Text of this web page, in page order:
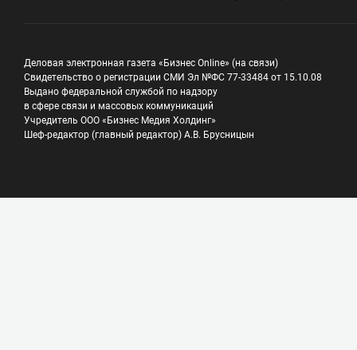
Деловая электронная газета «Бизнес Online» (на связи)
Свидетельство о регистрации СМИ Эл №ФС 77-33484 от 15.10.08
Выдано федеральной службой по надзору
в сфере связи и массовых коммуникаций
Учредитель ООО «Бизнес Медия Холдинг»
Шеф-редактор (главный редактор) А.В. Брусницын